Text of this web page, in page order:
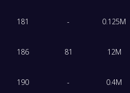
181 - 0.125M
186 81 12M
190 - 0.4M